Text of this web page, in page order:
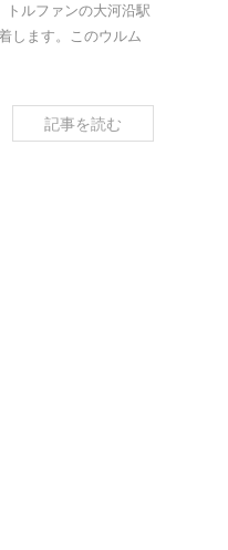
ルファンの大河沿駅
します。このウルム
記事を読む